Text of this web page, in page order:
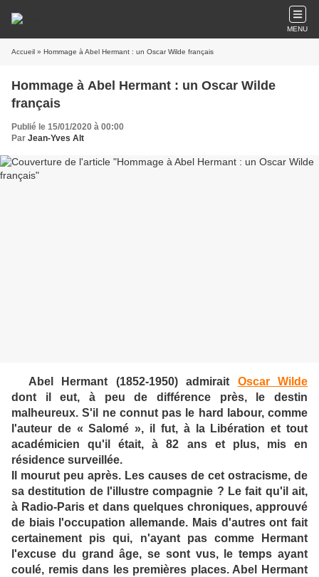
MENU
Accueil » Hommage à Abel Hermant : un Oscar Wilde français
Hommage à Abel Hermant : un Oscar Wilde
français
Publié le 15/01/2020 à 00:00
Par Jean-Yves Alt
Abel Hermant (1852-1950) admirait Oscar Wilde
dont il eut, à peu de différence près, le destin
malheureux. S'il ne connut pas le hard labour, comme
l'auteur de « Salomé », il fut, à la Libération et tout
académicien qu'il était, à 82 ans et plus, mis en
résidence surveillée.
Il mourut peu après. Les causes de cet ostracisme, de
sa destitution de l'illustre compagnie ? Le fait qu'il ait,
à Radio-Paris et dans quelques chroniques, approuvé
de biais l'occupation allemande. Mais d'autres ont fait
certainement pis qui, n'ayant pas comme Hermant
l'excuse du grand âge, se sont vus, le temps ayant
coulé, remis dans les premières places. Abel Hermant